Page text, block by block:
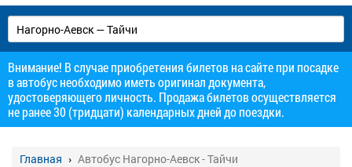
Внимание! В случае приобретения билетов на сайте при посадке
в автобус необходимо иметь оригинал документа,
удостоверяющего личность. Продажа билетов осуществляется
не ранее 30 (тридцати) календарных дней до поездки.
Главная Автобус Нагорно-Аевск - Тайчи